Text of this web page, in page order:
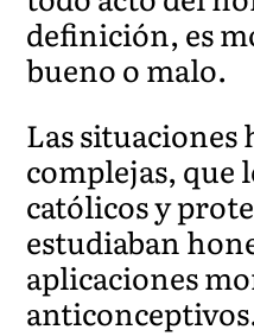
definición, es
bueno o malo.
Las situaciones
complejas, que
católicos y
estudiaban
aplicaciones